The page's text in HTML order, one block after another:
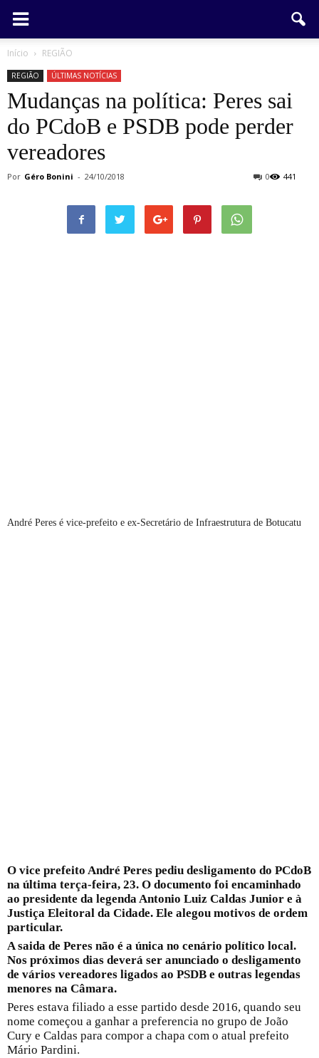
Início REGIÃO
REGIÃO ÚLTIMAS NOTÍCIAS
Mudanças na política: Peres sai
do PCdoB e PSDB pode perder
vereadores
Por Géro Bonini - 24/10/2018 441
0
André Peres é vice-prefeito e ex-Secretário de Infraestrutura de Botucatu
O vice prefeito André Peres pediu desligamento do PCdoB
na última terça-feira, 23. O documento foi encaminhado
ao presidente da legenda Antonio Luiz Caldas Junior e à
Justiça Eleitoral da Cidade. Ele alegou motivos de ordem
particular.
A saida de Peres não é a única no cenário político local.
Nos próximos dias deverá ser anunciado o desligamento
de vários vereadores ligados ao PSDB e outras legendas
menores na Câmara.
Peres estava filiado a esse partido desde 2016, quando seu
nome começou a ganhar a preferencia no grupo de João
Cury e Caldas para compor a chapa com o atual prefeito
Mário Pardini.